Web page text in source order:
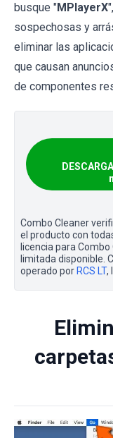
busque "MPlayerX
sospechosas y
eliminar las
que causan
de componentes
Combo Cleaner
el producto con
licencia para
limitada disponible.
operado por RCS LT,